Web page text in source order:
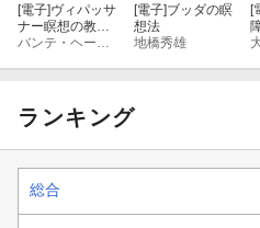
〔レッスン1〕ものを動かして元
〔レッスン2-1〕棚のものを取って
〔レッスン2-1〕ティッシュを折る
〔レッスン3〕善の喜びを感じる瞑
〔レッスン4〕日々の生活を瞑想に
[電子]ヴィパッサ
ナー瞑想の教科
書 マインドフ
[電子]ブッダの瞑
想法
地橋秀雄
[
ランキング
総合